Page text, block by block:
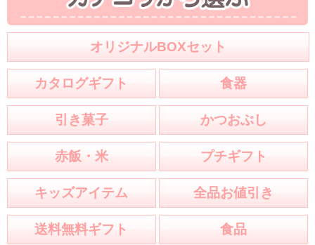
オリジナルBOXセット
カタログギフト 食器
引き菓子 かつおぶし
赤飯・米 プチギフト
キッズアイテム 全品お値引き
送料無料ギフト 食品